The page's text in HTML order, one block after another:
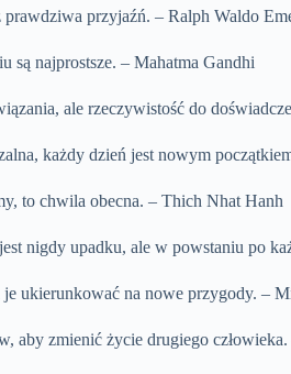
przyjaźń. – Ralph Waldo
są najprostsze. – Mahatma Gandhi
ale rzeczywistość do
każdy dzień jest nowym
to chwila obecna. – Thich Nhat Hanh
nigdy upadku, ale w powstaniu po
je ukierunkować na nowe przygody. –
aby zmienić życie drugiego